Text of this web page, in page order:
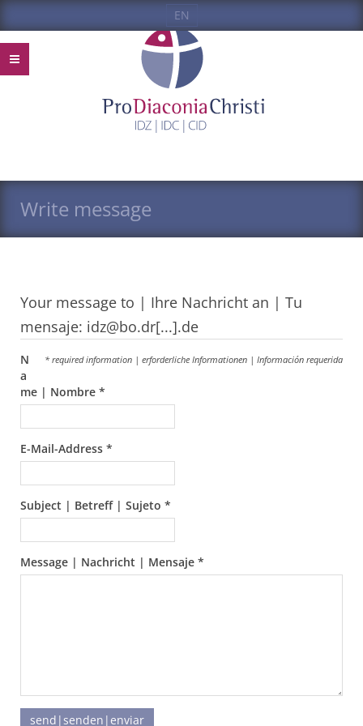
EN
Write message
Your message to | Ihre Nachricht an | Tu
mensaje: idz@bo.dr[...].de
* required information | erforderliche Informationen | Información requerida
N
a
me | Nombre *
E-Mail-Address *
Subject | Betreff | Sujeto *
Message | Nachricht | Mensaje *
send|senden|enviar